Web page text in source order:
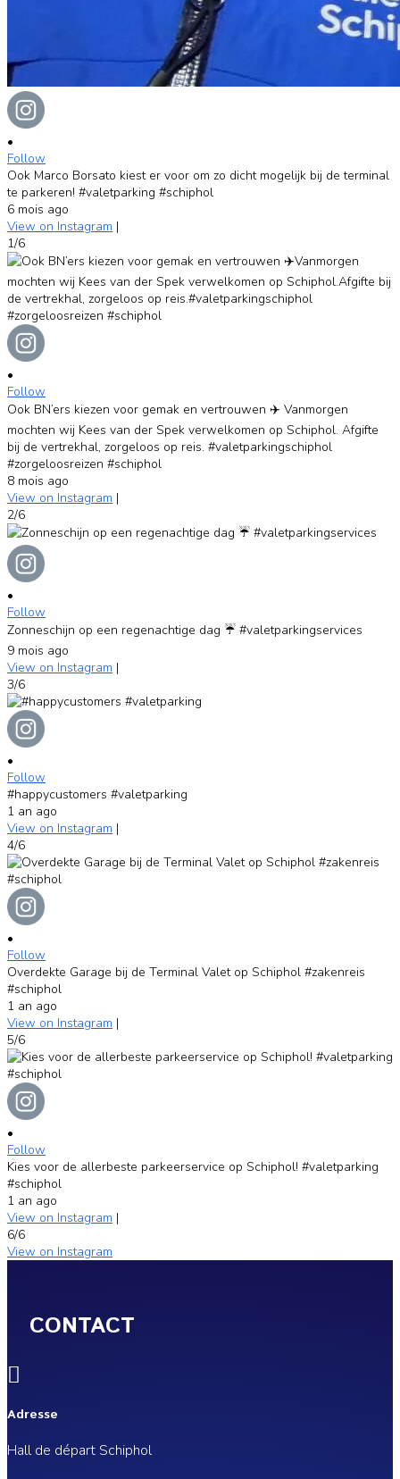
•
Follow
Ook Marco Borsato kiest er voor om zo dicht mogelijk bij de terminal
te parkeren! #valetparking #schiphol
6 mois ago
View on Instagram |
1/6
•
Follow
Ook BN’ers kiezen voor gemak en vertrouwen ✈️ Vanmorgen
mochten wij Kees van der Spek verwelkomen op Schiphol. Afgifte
bij de vertrekhal, zorgeloos op reis. #valetparkingschiphol
#zorgeloosreizen #schiphol
8 mois ago
View on Instagram |
2/6
•
Follow
Zonneschijn op een regenachtige dag ☔️ #valetparkingservices
9 mois ago
View on Instagram |
3/6
•
Follow
#happycustomers #valetparking
1 an ago
View on Instagram |
4/6
•
Follow
Overdekte Garage bij de Terminal Valet op Schiphol #zakenreis
#schiphol
1 an ago
View on Instagram |
5/6
•
Follow
Kies voor de allerbeste parkeerservice op Schiphol! #valetparking
#schiphol
1 an ago
View on Instagram |
6/6
View on Instagram
CONTACT

Adresse
Hall de départ Schiphol